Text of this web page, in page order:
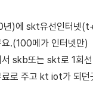
)에 skt유선인터넷
.(100메가 인터넷만)
skb또는 skt로 1회
로 주고 kt iot가 되